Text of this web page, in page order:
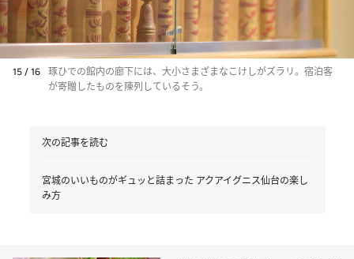
15 / 16
琢ひでの館内の廊下には、大小さまざまなこけしがズラリ。宿泊客
が寄贈したものを陳列しているそう。
次の記事を読む
宮城のいいものがギュッと詰まった アクアイグニス仙台の楽し
み方